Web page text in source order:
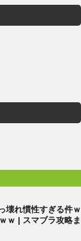
壊れ慣性すぎる件ｗ
ｗ | スマブラ攻略ま